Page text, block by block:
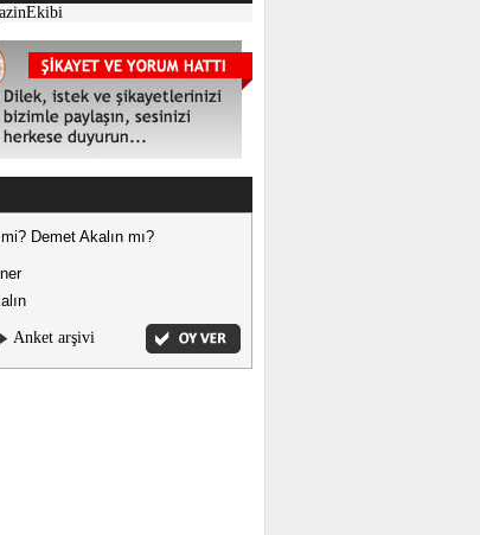
Demet Akalın mı?
Anket arşivi